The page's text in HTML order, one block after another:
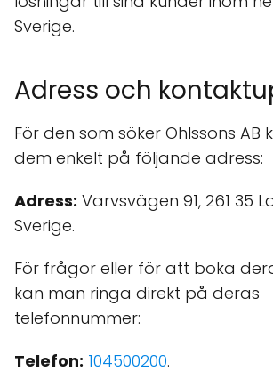
Sverige.
Adress och
För den som söker Ohlssons AB
dem enkelt på följande adress:
Adress: Varvsvägen 91, 261 35
Sverige.
För frågor eller för att boka
kan man ringa direkt på deras
telefonnummer:
Telefon: 104500200.